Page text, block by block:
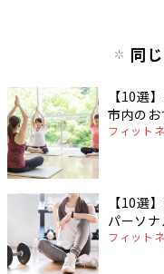
同
【10選
市内の
フィット
【10選
パーソ
フィット